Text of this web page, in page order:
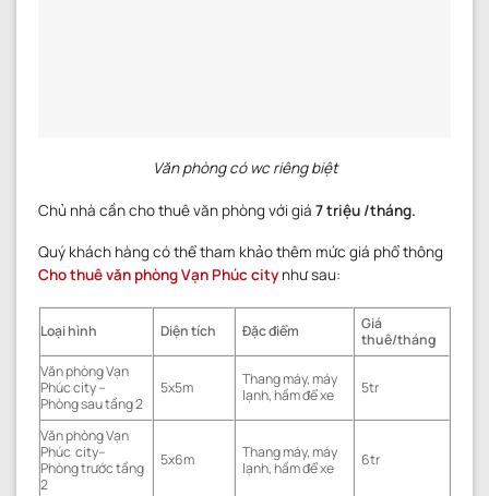
Văn phòng có wc riêng biệt
Chủ nhà cần cho thuê văn phòng với giá 7 triệu /tháng.
Quý khách hàng có thể tham khảo thêm mức giá phổ thông
Cho thuê văn phòng Vạn Phúc citynhư sau:
Loại hình Diện tích Đặc điểm
Giá
thuê/tháng
Văn phòng Vạn
Phúc city –
Phòng sau tầng 2
5x5m
Thang máy, máy
lạnh, hầm để xe
5tr
Văn phòng Vạn
Phúc city–
Phòng trước tầng
2
5x6m
Thang máy, máy
lạnh, hầm để xe
6tr